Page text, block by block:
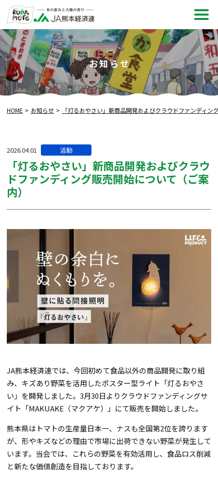
メ
ニ
お知らせ
HOME お知らせ 「灯るおやさい」新商品開発およびクラウドファンディン
2026.04.01 カ
テ
ゴ
リー:
活動
「灯るおやさい」新商品開発およびクラウ
ドファンディング販売開始について（ご案
内）
JA熊本経済連では、今回初めて食品以外の商品開発に取り組
み、キズあり野菜を活用したポスター型ライト「灯るおやさ
い」を開発しました。3月30日よりクラウドファンディングサ
イト「MAKUAKE（マクアケ）」にて販売を開始しました。
熊本県はトマトの生産量日本一、ナスも全国第2位を誇ります
が、形やキズなどの理由で市場に出荷できない野菜が発生して
います。当会では、これらの野菜を有効活用し、食品ロス削減
と新たな価値創造を目指しております。